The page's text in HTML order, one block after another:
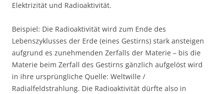
Elektrizität und Radioaktivität.
Beispiel: Die Radioaktivität wird zum Ende des
Lebenszyklusses der Erde (eines Gestirns) stark ansteigen
aufgrund es zunehmenden Zerfalls der Materie – bis die
Materie beim Zerfall des Gestirns gänzlich aufgelöst wird
in ihre ursprüngliche Quelle: Weltwille /
Radialfeldstrahlung. Die Radioaktivität dürfte also in